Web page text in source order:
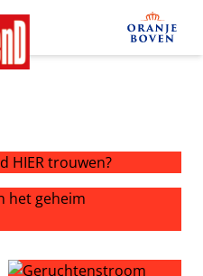
trouwen?